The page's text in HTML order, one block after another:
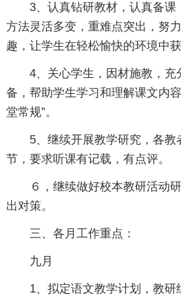
3、认真钻研教材，认真备课
方法灵活多变，重难点突出，努
趣，让学生在轻松愉快的环境中获
4、关心学生，因材施教，充
备，帮助学生学习和理解课文内
堂常规”。
5、继续开展教学研究，各教
节，要求听课有记载，有点评。
６，继续做好校本教研活动
出对策。
三、各月工作重点：
九月
1、拟定语文教学计划，教研